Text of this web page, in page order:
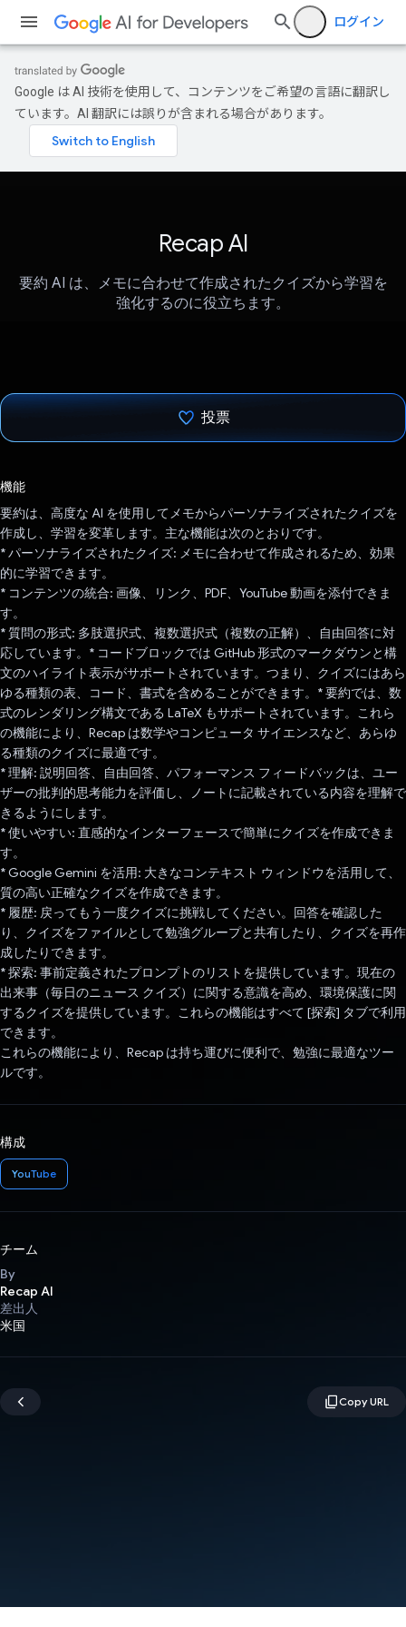
ログイン
Google は AI 技術を使用して、コンテンツをご希望の言語に翻訳し
ています。AI 翻訳には誤りが含まれる場合があります。
Recap AI
要約 AI は、メモに合わせて作成されたクイズから学習を
強化するのに役立ちます。
投票
機能
要約は、高度な AI を使用してメモからパーソナライズされたクイズを
作成し、学習を変革します。主な機能は次のとおりです。
* パーソナライズされたクイズ: メモに合わせて作成されるため、効果
的に学習できます。
* コンテンツの統合: 画像、リンク、PDF、YouTube 動画を添付できま
す。
* 質問の形式: 多肢選択式、複数選択式（複数の正解）、自由回答に対
応しています。* コードブロックでは GitHub 形式のマークダウンと構
文のハイライト表示がサポートされています。つまり、クイズにはあら
ゆる種類の表、コード、書式を含めることができます。* 要約では、数
式のレンダリング構文である LaTeX もサポートされています。これら
の機能により、Recap は数学やコンピュータ サイエンスなど、あらゆ
る種類のクイズに最適です。
* 理解: 説明回答、自由回答、パフォーマンス フィードバックは、ユー
ザーの批判的思考能力を評価し、ノートに記載されている内容を理解で
きるようにします。
* 使いやすい: 直感的なインターフェースで簡単にクイズを作成できま
す。
* Google Gemini を活用: 大きなコンテキスト ウィンドウを活用して、
質の高い正確なクイズを作成できます。
* 履歴: 戻ってもう一度クイズに挑戦してください。回答を確認した
り、クイズをファイルとして勉強グループと共有したり、クイズを再作
成したりできます。
* 探索: 事前定義されたプロンプトのリストを提供しています。現在の
出来事（毎日のニュース クイズ）に関する意識を高め、環境保護に関
するクイズを提供しています。これらの機能はすべて [探索] タブで利用
できます。
これらの機能により、Recap は持ち運びに便利で、勉強に最適なツー
ルです。
構成
YouTube
チーム
By
Recap AI
差出人
米国